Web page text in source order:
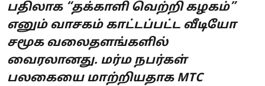
பதிலாக “தக்காளி வெற்றி கழகம்”
எனும் வாசகம் காட்டப்பட்ட வீடியோ
சமூக வலைதளங்களில்
வைரலானது. மர்ம நபர்கள்
பலகையை மாற்றியதாக MTC